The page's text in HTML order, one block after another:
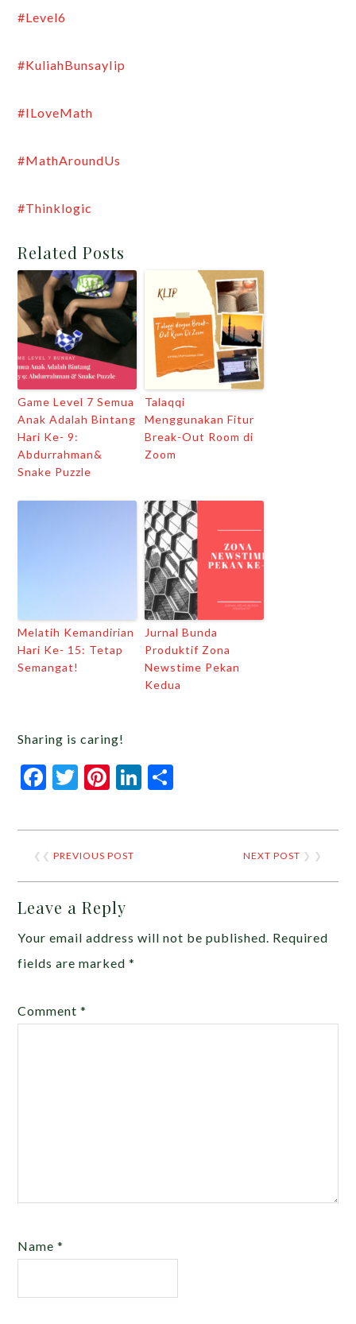
#Level6
#KuliahBunsayIip
#ILoveMath
#MathAroundUs
#Thinklogic
Related Posts
Game Level 7 Semua
Anak Adalah Bintang
Hari Ke- 9:
Abdurrahman&
Snake Puzzle
Talaqqi
Menggunakan Fitur
Break-Out Room di
Zoom
Melatih Kemandirian
Hari Ke- 15: Tetap
Semangat!
Jurnal Bunda
Produktif Zona
Newstime Pekan
Kedua
Sharing is caring!
Facebook
Twitter
Pinterest
LinkedIn
❮❮PREVIOUS POST NEXT POST ❯ ❯
Leave a Reply
Your email address will not be published. Required
fields are marked*
Comment*
Name*